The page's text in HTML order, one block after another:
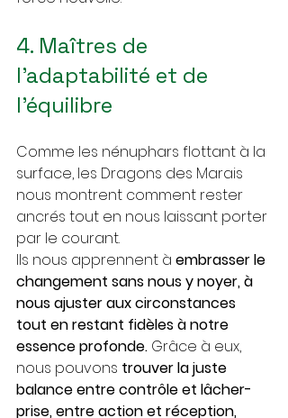
4. Maîtres de
l’adaptabilité et de
l’équilibre
Comme les nénuphars flottant à la
surface, les Dragons des Marais
nous montrent comment rester
ancrés tout en nous laissant porter
par le courant.
Ils nous apprennent à embrasser le
changement sans nous y noyer, à
nous ajuster aux circonstances
tout en restant fidèles à notre
essence profonde. Grâce à eux,
nous pouvons trouver la juste
balance entre contrôle et lâcher-
prise, entre action et réception,